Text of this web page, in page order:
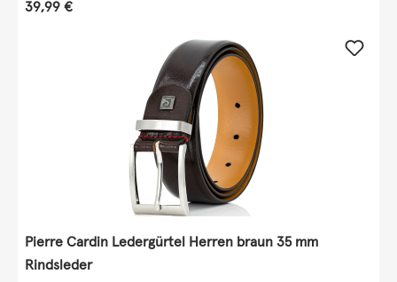
Regulärer Preis:
39,99 €
Pierre Cardin Ledergürtel Herren braun 35 mm
Rindsleder